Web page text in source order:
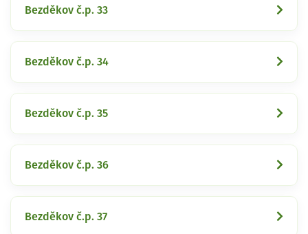
Bezděkov č.p. 33
Bezděkov č.p. 34
Bezděkov č.p. 35
Bezděkov č.p. 36
Bezděkov č.p. 37